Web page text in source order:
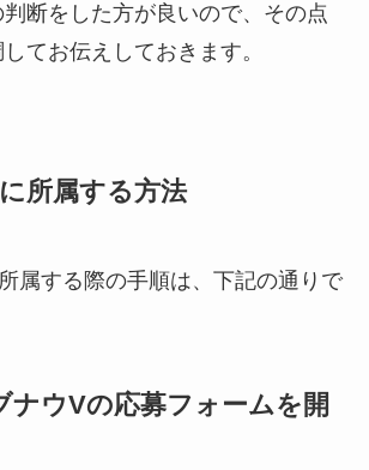
断をした方が良いので、その点
てお伝えしておきます。
所属する方法
属する際の手順は、下記の通りで
ナウVの応募フォームを開